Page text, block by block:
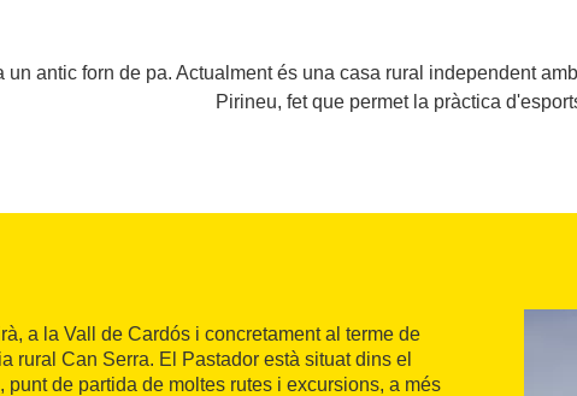
un antic forn de pa. Actualment és una casa rural independent
Pirineu, fet que permet la pràctica
a la Vall de Cardós i concretament al terme de
rural Can Serra. El Pastador està situat dins el
, punt de partida de moltes rutes i excursions, a més